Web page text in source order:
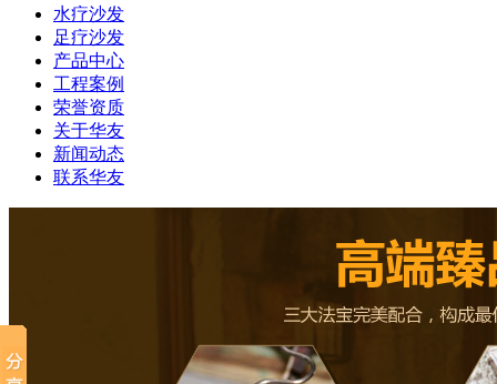
水疗沙发
足疗沙发
产品中心
工程案例
荣誉资质
关于华友
新闻动态
联系华友